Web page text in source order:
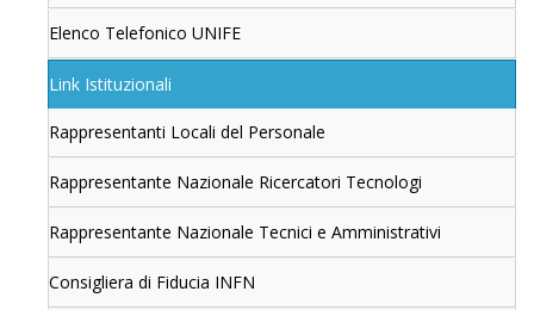
Elenco Telefonico UNIFE
Link Istituzionali
Rappresentanti Locali del Personale
Rappresentante Nazionale Ricercatori Tecnologi
Rappresentante Nazionale Tecnici e Amministrativi
Consigliera di Fiducia INFN